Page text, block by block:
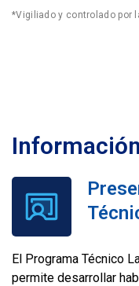
El Programa Técnico
permite desarrollar